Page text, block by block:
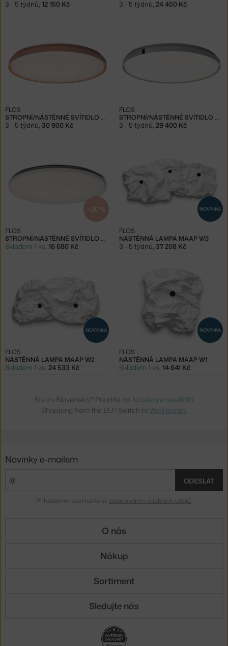
3 - 5 týdnů, 12 150 Kč 3 - 5 týdnů, 24 450 Kč
STROPNÍ/NÁSTĚNNÉ SVÍTIDLO CLARA, COPPER
FLOS
3 - 5 týdnů, 30 900 Kč
STROPNÍ/NÁSTĚNNÉ SVÍTIDLO CLARA, CHROME
FLOS
3 - 5 týdnů, 29 400 Kč
−20 %
STROPNÍ/NÁSTĚNNÉ SVÍTIDLO CLARA, WHITE
FLOS
Skladem 1 ks, 16 680 Kč
NOVINKA
NÁSTĚNNÁ LAMPA MAAP W3
FLOS
3 - 5 týdnů, 37 208 Kč
NOVINKA
NÁSTĚNNÁ LAMPA MAAP W2
FLOS
Skladem 1 ks, 24 533 Kč
NOVINKA
NÁSTĚNNÁ LAMPA MAAP W1
FLOS
Skladem 1 ks, 14 641 Kč
Ste zo Slovenska? Prejdite na Nástenné svietidlá
Shopping from the EU? Switch to Wall lamps
Novinky e-mailem
ODESLAT
Přihlášením souhlasíte se zpracováním osobních údajů
O nás
Nákup
Sortiment
Sledujte nás